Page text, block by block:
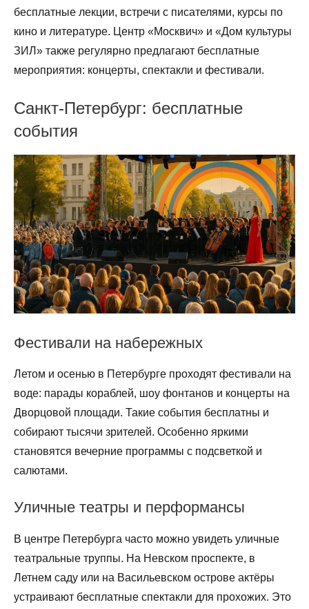
бесплатные лекции, встречи с писателями, курсы по
кино и литературе. Центр «Москвич» и «Дом культуры
ЗИЛ» также регулярно предлагают бесплатные
мероприятия: концерты, спектакли и фестивали.
Санкт-Петербург: бесплатные
события
Фестивали на набережных
Летом и осенью в Петербурге проходят фестивали на
воде: парады кораблей, шоу фонтанов и концерты на
Дворцовой площади. Такие события бесплатны и
собирают тысячи зрителей. Особенно яркими
становятся вечерние программы с подсветкой и
салютами.
Уличные театры и перформансы
В центре Петербурга часто можно увидеть уличные
театральные труппы. На Невском проспекте, в
Летнем саду или на Васильевском острове актёры
устраивают бесплатные спектакли для прохожих. Это